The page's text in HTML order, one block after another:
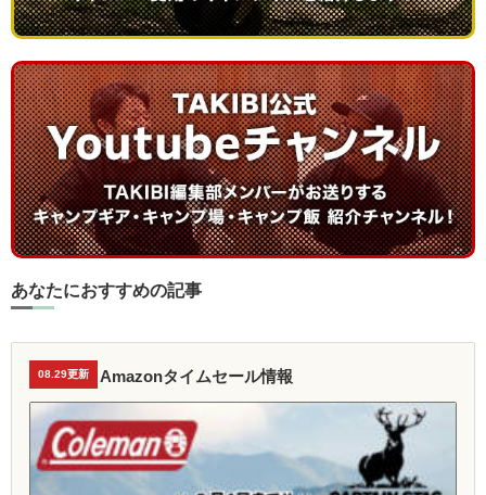
あなたにおすすめの記事
08.29更新 Amazonタイムセール情報